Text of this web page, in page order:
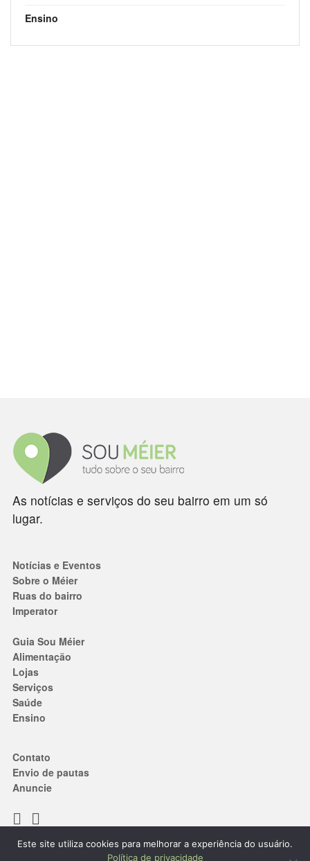
Ensino
As notícias e serviços do seu bairro em um só
lugar.
Notícias e Eventos
Sobre o Méier
Ruas do bairro
Imperator
Guia Sou Méier
Alimentação
Lojas
Serviços
Saúde
Ensino
Contato
Envio de pautas
Anuncie
Termos de Uso|Política de privacidade
Este site utiliza cookies para melhorar a experiência do usuário.
Política de privacidade